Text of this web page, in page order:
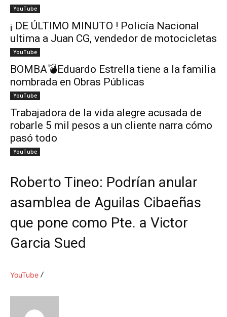
YouTube
¡ DE ÚLTIMO MINUTO ! Policía Nacional
ultima a Juan CG, vendedor de motocicletas
YouTube
BOMBA💣Eduardo Estrella tiene a la familia
nombrada en Obras Públicas
YouTube
Trabajadora de la vida alegre acusada de
robarle 5 mil pesos a un cliente narra cómo
pasó todo
YouTube
Roberto Tineo: Podrían anular
asamblea de Aguilas Cibaeñas
que pone como Pte. a Victor
Garcia Sued
YouTube